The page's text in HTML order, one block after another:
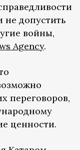
не допустить
войны,
Agency.
переговоров,
ценности.